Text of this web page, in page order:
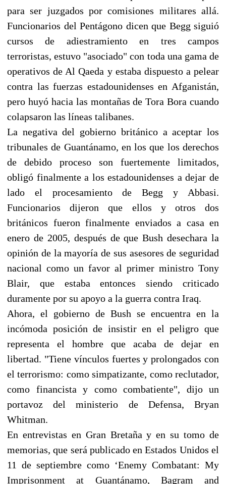
para ser juzgados por comisiones militares allá.
Funcionarios del Pentágono dicen que Begg siguió
cursos de adiestramiento en tres campos
terroristas, estuvo "asociado" con toda una gama de
operativos de Al Qaeda y estaba dispuesto a pelear
contra las fuerzas estadounidenses en Afganistán,
pero huyó hacia las montañas de Tora Bora cuando
colapsaron las líneas talibanes.
La negativa del gobierno británico a aceptar los
tribunales de Guantánamo, en los que los derechos
de debido proceso son fuertemente limitados,
obligó finalmente a los estadounidenses a dejar de
lado el procesamiento de Begg y Abbasi.
Funcionarios dijeron que ellos y otros dos
británicos fueron finalmente enviados a casa en
enero de 2005, después de que Bush desechara la
opinión de la mayoría de sus asesores de seguridad
nacional como un favor al primer ministro Tony
Blair, que estaba entonces siendo criticado
duramente por su apoyo a la guerra contra Iraq.
Ahora, el gobierno de Bush se encuentra en la
incómoda posición de insistir en el peligro que
representa el hombre que acaba de dejar en
libertad. "Tiene vínculos fuertes y prolongados con
el terrorismo: como simpatizante, como reclutador,
como financista y como combatiente", dijo un
portavoz del ministerio de Defensa, Bryan
Whitman.
En entrevistas en Gran Bretaña y en su tomo de
memorias, que será publicado en Estados Unidos el
11 de septiembre como ‘Enemy Combatant: My
Imprisonment at Guantánamo, Bagram and